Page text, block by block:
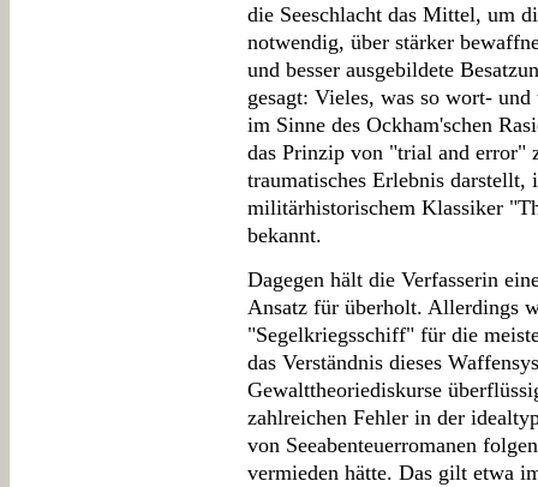
die Seeschlacht das Mittel, um
notwendig, über stärker
und besser ausgebildete
gesagt: Vieles, was so wort-
im Sinne des Ockham'schen
das Prinzip von "trial and error"
traumatisches Erlebnis darstellt,
militärhistorischem Klassiker
bekannt.
Dagegen hält die Verfasserin
Ansatz für überholt. Allerdings
"Segelkriegsschiff" für die
das Verständnis dieses
Gewalttheoriediskurse
zahlreichen Fehler in der
von Seeabenteuerromanen
vermieden hätte. Das gilt etwa